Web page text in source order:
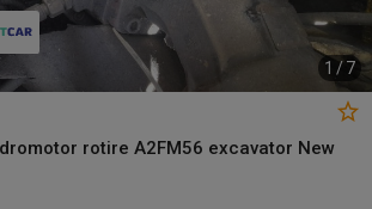
1 /7
rotire A2FM56 excavator New